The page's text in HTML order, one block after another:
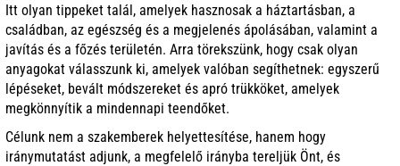
Itt olyan tippeket talál, amelyek hasznosak a háztartásban, a
családban, az egészség és a megjelenés ápolásában, valamint a
javítás és a főzés területén. Arra törekszünk, hogy csak olyan
anyagokat válasszunk ki, amelyek valóban segíthetnek: egyszerű
lépéseket, bevált módszereket és apró trükköket, amelyek
megkönnyítik a mindennapi teendőket.
Célunk nem a szakemberek helyettesítése, hanem hogy
iránymutatást adjunk, a megfelelő irányba tereljük Önt, és